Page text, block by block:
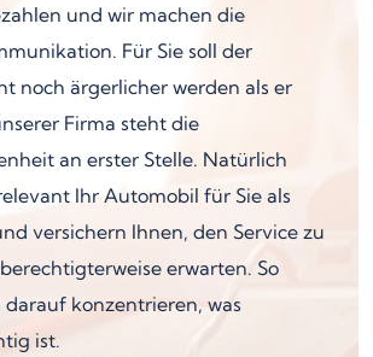
und wir machen die
Für Sie soll der
noch ärgerlicher werden als er
Firma steht die
an erster Stelle. Natürlich
Ihr Automobil für Sie als
versichern Ihnen, den Service zu
erwarten. So
darauf konzentrieren, was
ist.